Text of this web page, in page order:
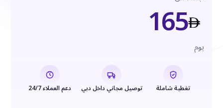
165 يوم
تغطية شاملة توصيل مجاني داخل دبي دعم العملاء 24/7